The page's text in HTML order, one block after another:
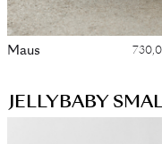
Maus
JELLYBABY